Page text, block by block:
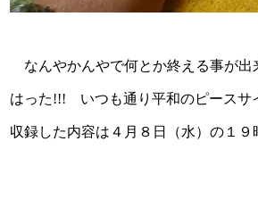
なんやかんやで何とか終える事が出
はった!!! いつも通り平和のピースサ
収録した内容は４月８日（水）の１